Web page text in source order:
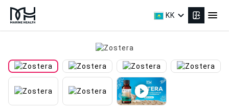
KK expand_more menu
play_circle_filled